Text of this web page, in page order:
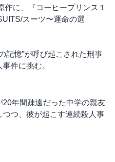
に、『コーヒープリンス１
スーツ〜運命の選
記憶”が呼び起こされた刑事
件に挑む。
年間疎遠だった中学の親友
つ、彼が起こす連続殺人事